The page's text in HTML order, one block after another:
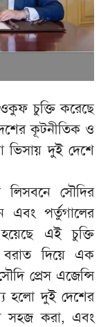
চুক্তি করেছে
কূটনীতিক ও
ভিসায় দুই দেশে
লিসবনে সৌদির
এবং পর্তুগালের
হয়েছে এই চুক্তি
বরাত দিয়ে এক
প্রেস এজেন্সি
হলো দুই দেশের
সহজ করা, এবং